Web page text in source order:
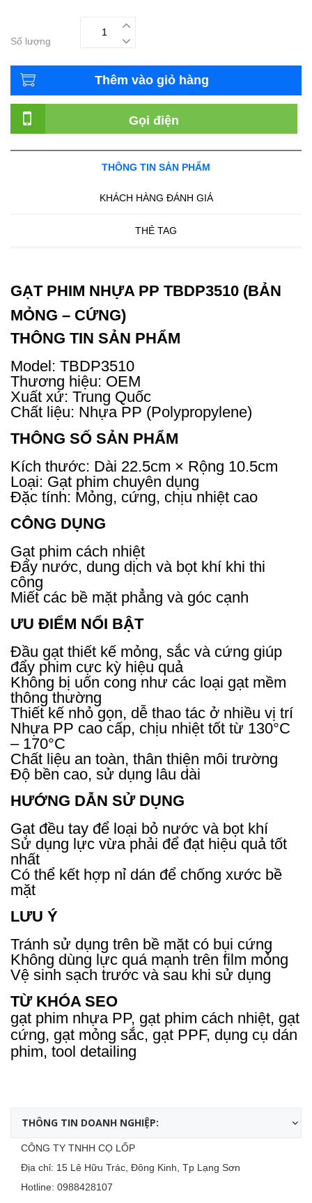
Số lượng
Thêm vào giỏ hàng
Gọi điện
THÔNG TIN SẢN PHẨM
KHÁCH HÀNG ĐÁNH GIÁ
THẺ TAG
GẠT PHIM NHỰA PP TBDP3510 (BẢN
MỎNG – CỨNG)
THÔNG TIN SẢN PHẨM
Model: TBDP3510
Thương hiệu: OEM
Xuất xứ: Trung Quốc
Chất liệu: Nhựa PP (Polypropylene)
THÔNG SỐ SẢN PHẨM
Kích thước: Dài 22.5cm × Rộng 10.5cm
Loại: Gạt phim chuyên dụng
Đặc tính: Mỏng, cứng, chịu nhiệt cao
CÔNG DỤNG
Gạt phim cách nhiệt
Đẩy nước, dung dịch và bọt khí khi thi
công
Miết các bề mặt phẳng và góc cạnh
ƯU ĐIỂM NỔI BẬT
Đầu gạt thiết kế mỏng, sắc và cứng giúp
đẩy phim cực kỳ hiệu quả
Không bị uốn cong như các loại gạt mềm
thông thường
Thiết kế nhỏ gọn, dễ thao tác ở nhiều vị trí
Nhựa PP cao cấp, chịu nhiệt tốt từ 130°C
– 170°C
Chất liệu an toàn, thân thiện môi trường
Độ bền cao, sử dụng lâu dài
HƯỚNG DẪN SỬ DỤNG
Gạt đều tay để loại bỏ nước và bọt khí
Sử dụng lực vừa phải để đạt hiệu quả tốt
nhất
Có thể kết hợp nỉ dán để chống xước bề
mặt
LƯU Ý
Tránh sử dụng trên bề mặt có bụi cứng
Không dùng lực quá mạnh trên film mỏng
Vệ sinh sạch trước và sau khi sử dụng
TỪ KHÓA SEO
gạt phim nhựa PP, gạt phim cách nhiệt, gạt
cứng, gạt mỏng sắc, gạt PPF, dụng cụ dán
phim, tool detailing
THÔNG TIN DOANH NGHIỆP:
CÔNG TY TNHH CỌ LỐP
Địa chỉ: 15 Lê Hữu Trác, Đông Kinh, Tp Lạng Sơn
Hotline: 0988428107